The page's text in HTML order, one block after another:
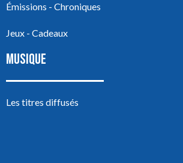
Émissions - Chroniques
Jeux - Cadeaux
MUSIQUE
Les titres diffusés